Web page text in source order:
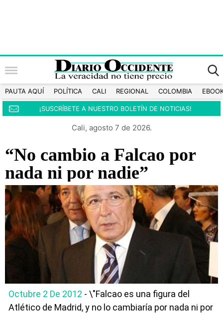
PAUTA AQUÍ POLÍTICA CALI REGIONAL COLOMBIA
¡SUSCRÍBETE A NUESTRO BOLETÍN DE NOTICIAS!
Cali, agosto 7 de 2026.
“No cambio a Falcao por
nada ni por nadie”
Octubre 2 De 2012 - \"Falcao es una figura del
Atlético de Madrid, y no lo cambiaría por nada ni por